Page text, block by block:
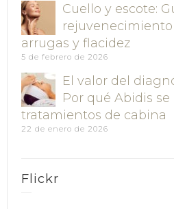
Cuello y escote:
arrugas y flacidez
5 de febrero de 2026
El valor del
Por qué Abidis
tratamientos de cabina
22 de enero de 2026
Flickr